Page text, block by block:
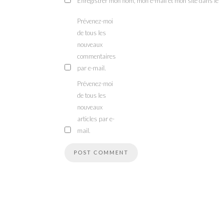
Prévenez-moi
de tous les
nouveaux
commentaires
par e-mail.
Prévenez-moi
de tous les
nouveaux
articles par e-
mail.